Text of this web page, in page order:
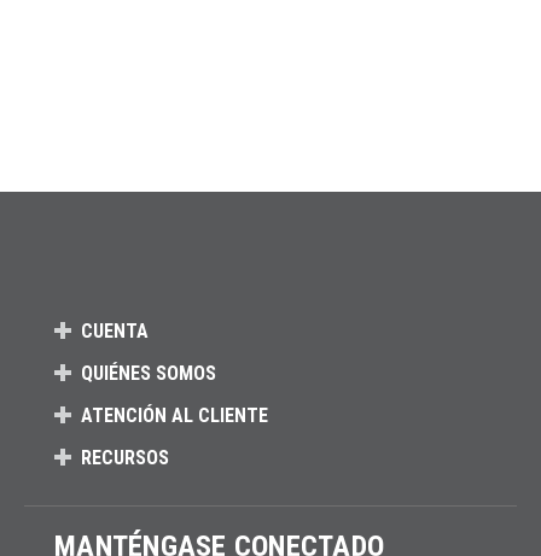
CUENTA
QUIÉNES SOMOS
ATENCIÓN AL CLIENTE
RECURSOS
MANTÉNGASE CONECTADO